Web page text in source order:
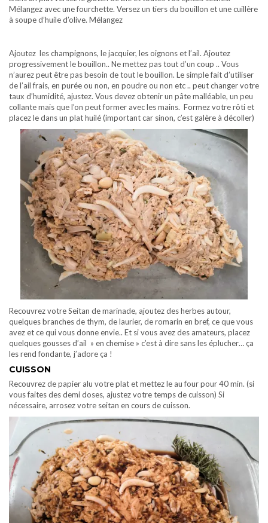
Mélangez avec une fourchette. Versez un tiers du bouillon et une cuillère
à soupe d’huile d’olive. Mélangez
Ajoutez les champignons, le jacquier, les oignons et l’ail. Ajoutez
progressivement le bouillon.. Ne mettez pas tout d’un coup .. Vous
n’aurez peut être pas besoin de tout le bouillon. Le simple fait d’utiliser
de l’ail frais, en purée ou non, en poudre ou non etc .. peut changer votre
taux d’humidité, ajustez. Vous devez obtenir un pâte malléable, un peu
collante mais que l’on peut former avec les mains. Formez votre rôti et
placez le dans un plat huilé (important car sinon, c’est galère à décoller)
Recouvrez votre Seitan de marinade, ajoutez des herbes autour,
quelques branches de thym, de laurier, de romarin en bref, ce que vous
avez et ce qui vous donne envie.. Et si vous avez des amateurs, placez
quelques gousses d’ail » en chemise » c’est à dire sans les éplucher… ça
les rend fondante, j’adore ça !
CUISSON
Recouvrez de papier alu votre plat et mettez le au four pour 40 min. (si
vous faites des demi doses, ajustez votre temps de cuisson) Si
nécessaire, arrosez votre seitan en cours de cuisson.